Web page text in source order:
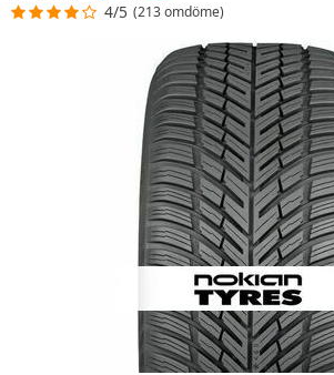
4/5 (213 omdöme)